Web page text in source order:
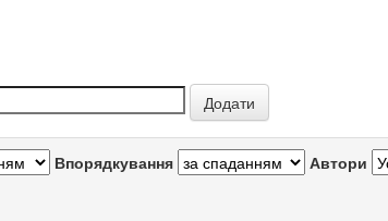
Впорядкування Автори